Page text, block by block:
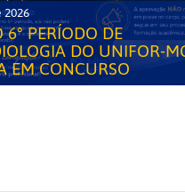
PERÍODO DE
DO UNIFOR-
EM CONCURSO